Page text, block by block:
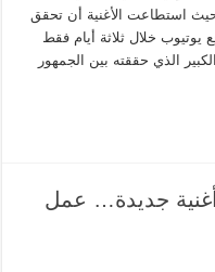
حيث استطاعت الأغنية أن تحقق
عبر موقع يوتيوب خلال ثلاثة أيام فقط
الذي حققته بين الجمهور
جديدة… عمل